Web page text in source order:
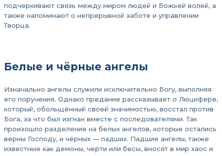
подчеркивают связь между миром людей и Божьей волей, а
также напоминают о непрерывной заботе и управлении
Творца.
Белые и чёрные ангелы
Изначально ангелы служили исключительно Богу, выполняя
его поручения. Однако предание рассказывает о Люцифере,
который, обольщённый своей значимостью, восстал против
Бога, за что был изгнан вместе с последователями. Так
произошло разделение на белых ангелов, которые остались
верны Господу, и чёрных — падших. Падшие ангелы, также
известные как демоны, черти или бесы, вносят в мир хаос и